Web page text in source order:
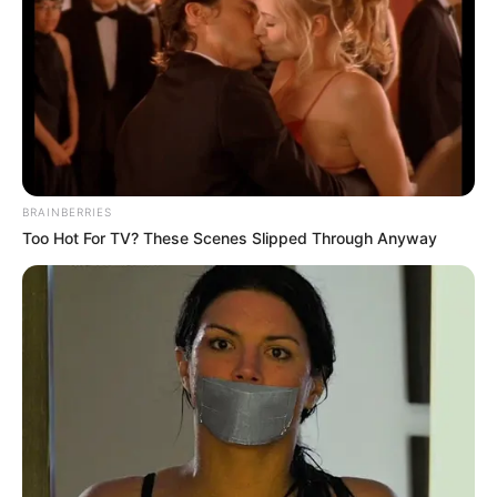
Vous pouvez parier le Quinté du jour chez l’un des
opérateurs ci-dessous, n’hésitez pas à comparer les offres
de chacun d’entre eux.
Jeux à 0.10 € exclusivité du Web
Et sans oublier le pronostic du Cheval du Jour
Pronostics PMU PLAY de la presse pour le Quinté
Dans cette liste il y a peut-être le meilleur pronostic PMU
BRAINBERRIES
Too Hot For TV? These Scenes Slipped Through Anyway